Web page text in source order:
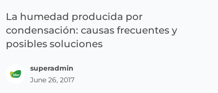
La humedad producida por
condensación: causas frecuentes y
posibles soluciones
superadmin
June 26, 2017